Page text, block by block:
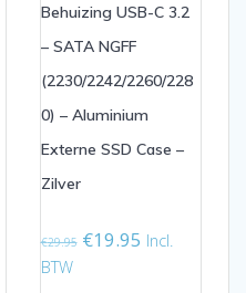
Behuizing USB-C 3.2
– SATA NGFF
(2230/2242/2260/228
0) – Aluminium
Externe SSD Case –
Zilver
€29.95 Oorspronkelijke
€19.95 Huidige
Incl.
BTW